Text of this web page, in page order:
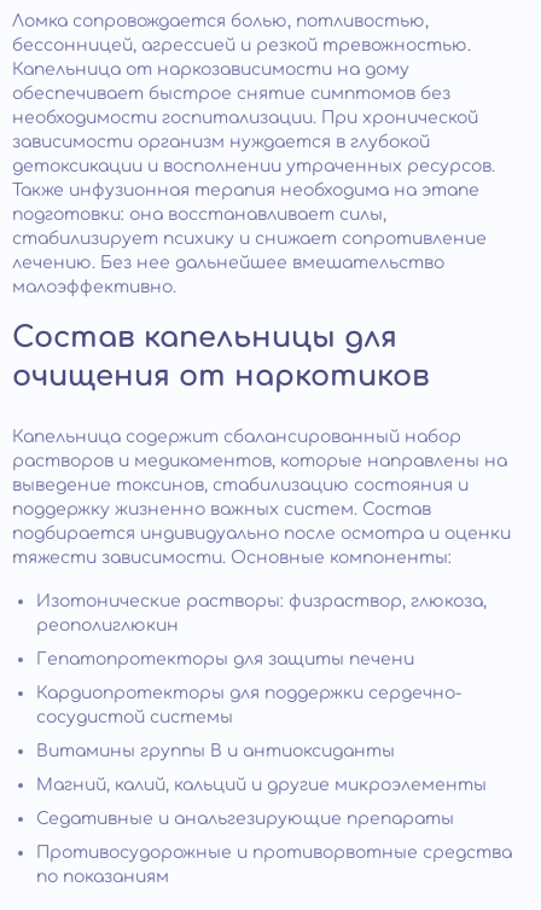
Ломка сопровождается болью, потливостью,
бессонницей, агрессией и резкой тревожностью.
Капельница от наркозависимости на дому
обеспечивает быстрое снятие симптомов без
необходимости госпитализации. При хронической
зависимости организм нуждается в глубокой
детоксикации и восполнении утраченных ресурсов.
Также инфузионная терапия необходима на этапе
подготовки: она восстанавливает силы,
стабилизирует психику и снижает сопротивление
лечению. Без нее дальнейшее вмешательство
малоэффективно.
Состав капельницы для
очищения от наркотиков
Капельница содержит сбалансированный набор
растворов и медикаментов, которые направлены на
выведение токсинов, стабилизацию состояния и
поддержку жизненно важных систем. Состав
подбирается индивидуально после осмотра и оценки
тяжести зависимости. Основные компоненты:
Изотонические растворы: физраствор, глюкоза,
реополиглюкин
Гепатопротекторы для защиты печени
Кардиопротекторы для поддержки сердечно-
сосудистой системы
Витамины группы B и антиоксиданты
Магний, калий, кальций и другие микроэлементы
Седативные и анальгезирующие препараты
Противосудорожные и противорвотные средства
по показаниям